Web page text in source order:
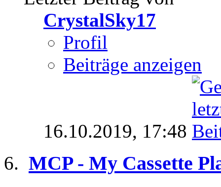
CrystalSky17
Profil
Beiträge anzeigen
16.10.2019, 17:48
MCP - My Cassette